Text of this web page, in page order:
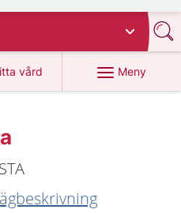
vård
på 1177.se
Meny